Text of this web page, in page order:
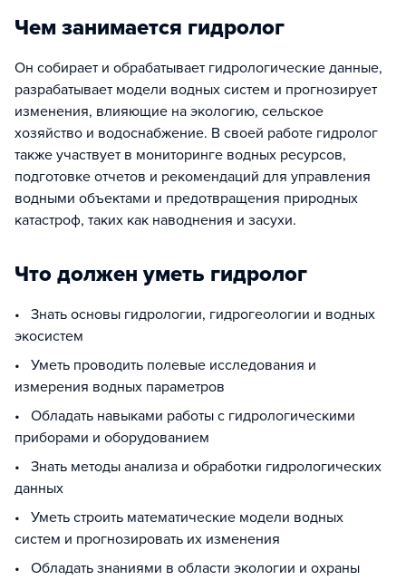
Чем занимается гидролог
Он собирает и обрабатывает гидрологические данные,
разрабатывает модели водных систем и прогнозирует
изменения, влияющие на экологию, сельское
хозяйство и водоснабжение. В своей работе гидролог
также участвует в мониторинге водных ресурсов,
подготовке отчетов и рекомендаций для управления
водными объектами и предотвращения природных
катастроф, таких как наводнения и засухи.
Что должен уметь гидролог
• Знать основы гидрологии, гидрогеологии и водных
экосистем
• Уметь проводить полевые исследования и
измерения водных параметров
• Обладать навыками работы с гидрологическими
приборами и оборудованием
• Знать методы анализа и обработки гидрологических
данных
• Уметь строить математические модели водных
систем и прогнозировать их изменения
• Обладать знаниями в области экологии и охраны